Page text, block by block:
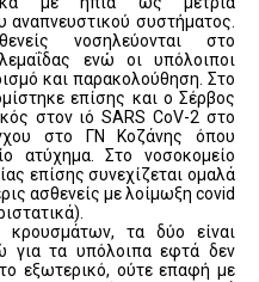
συστήματος.
νοσηλεύονται στο
ενώ οι υπόλοιποι
και παρακολούθηση. Στο
επίσης και ο Σέρβος
στον ιό SARS CoV-2 στο
στο ΓΝ Κοζάνης όπου
ατύχημα. Στο νοσοκομείο
επίσης συνεχίζεται ομαλά
ασθενείς με λοίμωξη covid
τα δύο είναι
για τα υπόλοιπα εφτά δεν
εξωτερικό, ούτε επαφή με